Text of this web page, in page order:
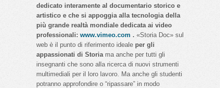
dedicato interamente al documentario storico e
artistico e che si appoggia alla tecnologia della
più grande realtà mondiale dedicata ai video
professionali: www.vimeo.com . «Storia Doc» sul
web è il punto di riferimento ideale per gli
appassionati di Storiama anche per tutti gli
insegnanti che sono alla ricerca di nuovi strumenti
multimediali per il loro lavoro. Ma anche gli studenti
potranno approfondire o “ripassare” in modo